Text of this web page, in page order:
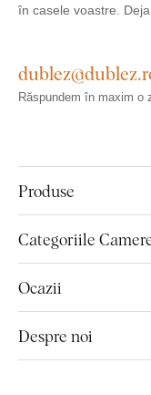
în casele voastre.
Produse
Categoriile
Ocazii
Despre noi
Răspundem în maxim o